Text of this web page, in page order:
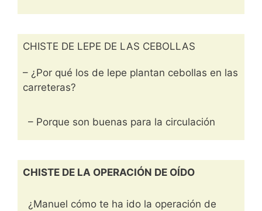
CHISTE DE LEPE DE LAS CEBOLLAS
– ¿Por qué los de lepe plantan cebollas en las
carreteras?
– Porque son buenas para la circulación
CHISTE DE LA OPERACIÓN DE OÍDO
¿Manuel cómo te ha ido la operación de